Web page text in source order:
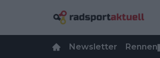
Newsletter Rennen